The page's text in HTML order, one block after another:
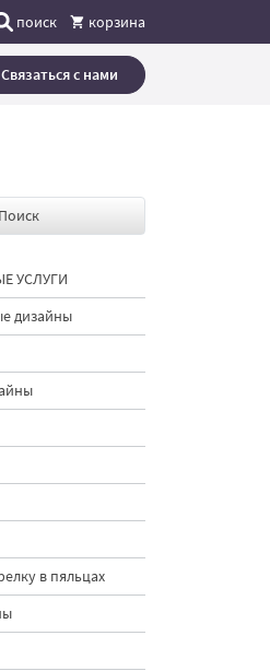
поиск корзина
Связаться с нами
Поиск
УСЛУГИ
дизайны
в пяльцах